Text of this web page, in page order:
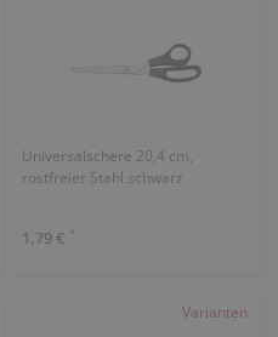
Universalschere 20,4 cm,
rostfreier Stahl schwarz
1,79 € *
Varianten